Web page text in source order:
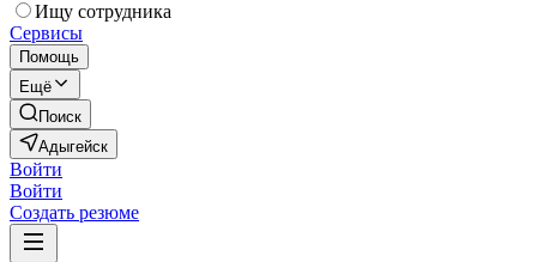
Ищу сотрудника
Сервисы
Помощь
Ещё
Поиск
Адыгейск
Войти
Войти
Создать резюме